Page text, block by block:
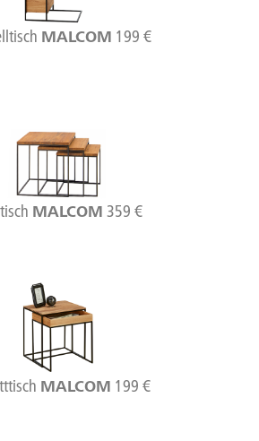
MALCOM 199 €
MALCOM 359 €
MALCOM 199 €